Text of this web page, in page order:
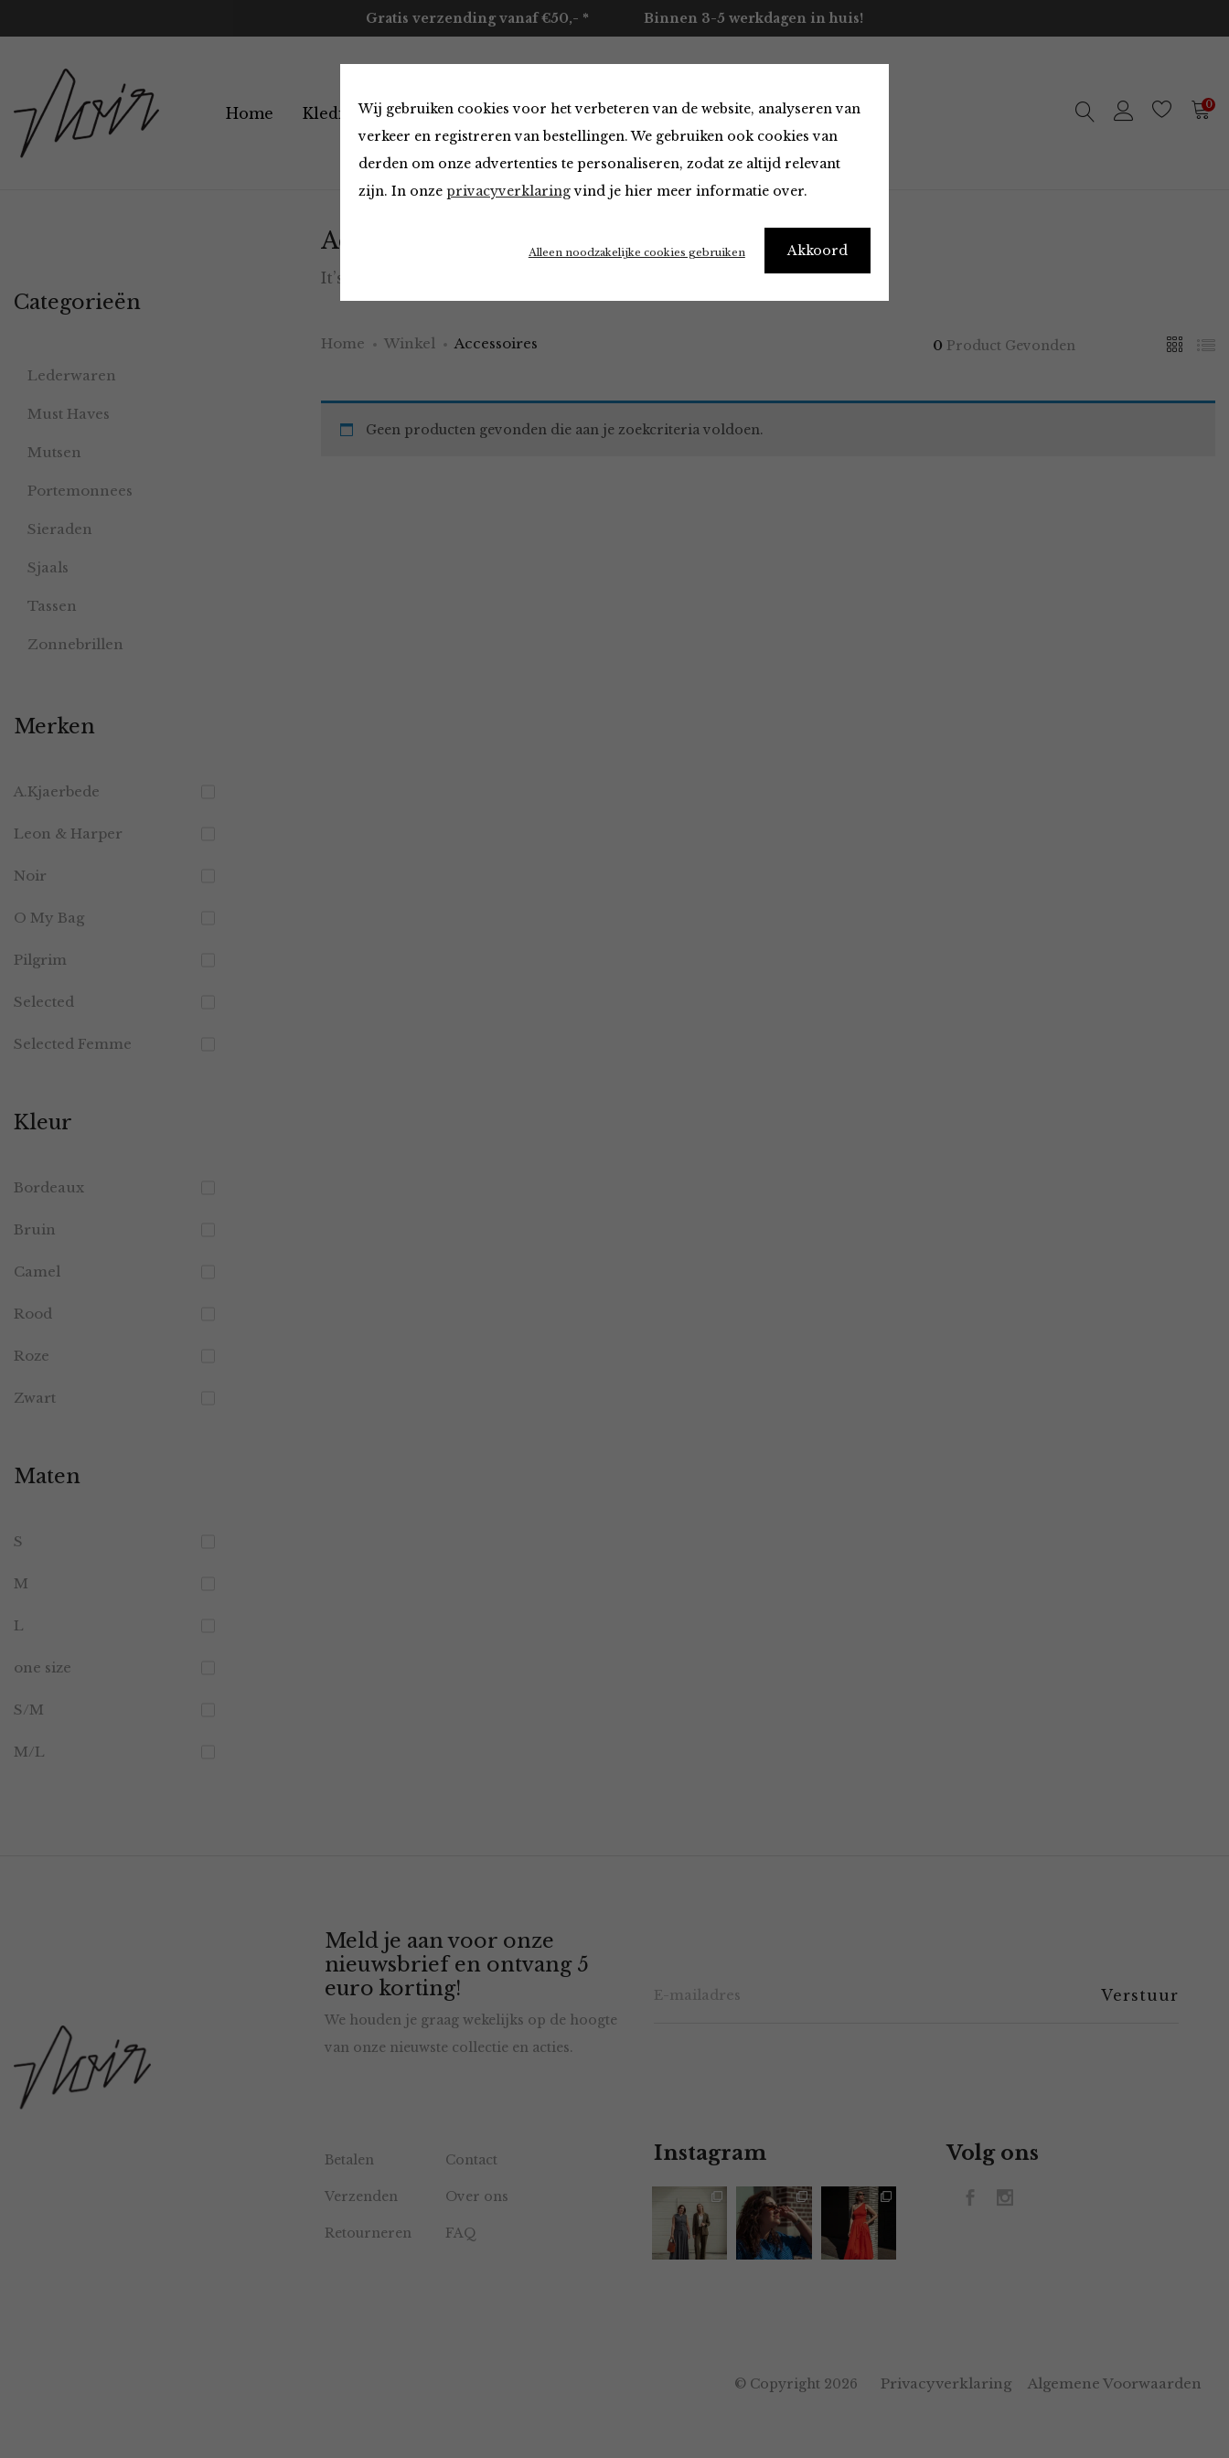
Wij gebruiken cookies voor het verbeteren van de website, analyseren van
verkeer en registreren van bestellingen. We gebruiken ook cookies van
derden om onze advertenties te personaliseren, zodat ze altijd relevant
zijn. In onze privacyverklaringvind je hier meer informatie over.
Akkoord
Alleen noodzakelijke cookies gebruiken
Gratis verzending vanaf €50,- * Binnen 3-5 werkdagen in huis!
Home Kleding Accessoires Merken Over ons Contact 0
Accessoires
It’s ok to be a little obsessed with accessories
Home Winkel Accessoires 0 Product Gevonden
Geen producten gevonden die aan je zoekcriteria voldoen.
Categorieën
Lederwaren
Must Haves
Mutsen
Portemonnees
Sieraden
Sjaals
Tassen
Zonnebrillen
Merken
A.Kjaerbede
Leon & Harper
Noir
O My Bag
Pilgrim
Selected
Selected Femme
Kleur
Bordeaux
Bruin
Camel
Rood
Roze
Zwart
Maten
S
M
L
one size
S/M
M/L
Meld je aan voor onze
nieuwsbrief en ontvang 5
euro korting!
We houden je graag wekelijks op de hoogte
van onze nieuwste collectie en acties.
Betalen Contact
Verzenden Over ons
Retourneren FAQ
Instagram Volg ons
© Copyright 2026 Privacyverklaring Algemene Voorwaarden